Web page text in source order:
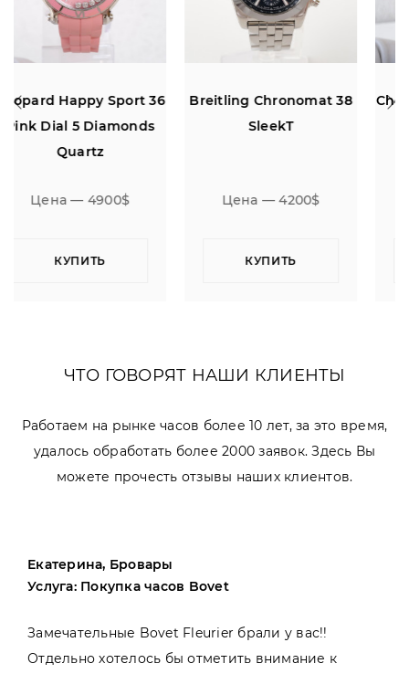
Breitling Chronomat 38
SleekT
Цена — 4200$
КУПИТЬ
Chopard Happy Sport 42
Цена — 3700$
КУПИТЬ
ЧТО ГОВОРЯТ НАШИ КЛИЕНТЫ
Работаем на рынке часов более 10 лет, за это время,
удалось обработать более 2000 заявок. Здесь Вы
можете прочесть отзывы наших клиентов.
Екатерина, Бровары
Услуга: Покупка часов Bovet
Замечательные Bovet Fleurier брали у вас!!
Отдельно хотелось бы отметить внимание к